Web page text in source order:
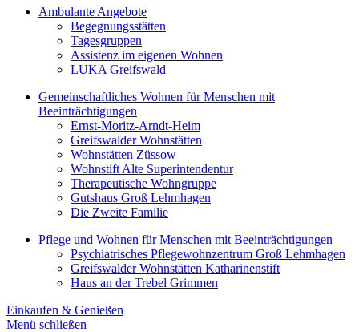
Ambulante Angebote
Begegnungsstätten
Tagesgruppen
Assistenz im eigenen Wohnen
LUKA Greifswald
Gemeinschaftliches Wohnen für Menschen mit
Beeinträchtigungen
Ernst-Moritz-Arndt-Heim
Greifswalder Wohnstätten
Wohnstätten Züssow
Wohnstift Alte Superintendentur
Therapeutische Wohngruppe
Gutshaus Groß Lehmhagen
Die Zweite Familie
Pflege und Wohnen für Menschen mit Beeinträchtigungen
Psychiatrisches Pflegewohnzentrum Groß Lehmhagen
Greifswalder Wohnstätten Katharinenstift
Haus an der Trebel Grimmen
Einkaufen & Genießen
Menü schließen